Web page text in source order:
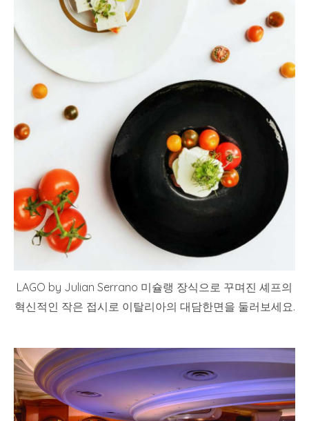
LAGO by Julian Serrano 미슐랭 장식으로 꾸며진 셰프의
혁신적인 작은 접시로 이탈리아의 대담한면을 둘러보세요.